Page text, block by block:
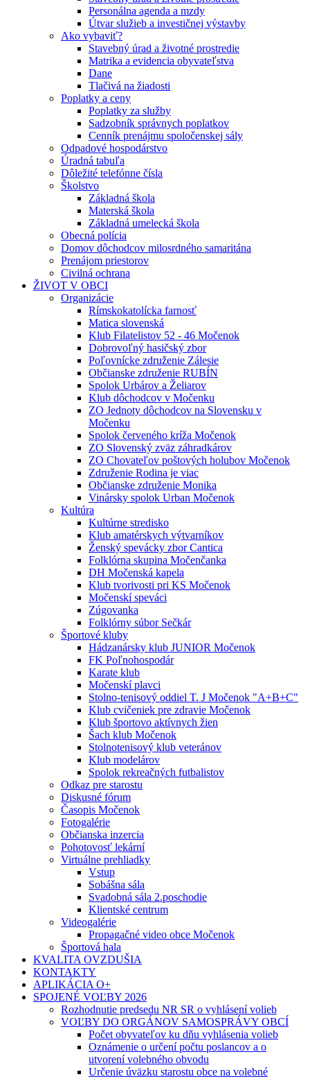
Personálna agenda a mzdy
Útvar služieb a investičnej výstavby
Ako vybaviť?
Stavebný úrad a životné prostredie
Matrika a evidencia obyvateľstva
Dane
Tlačivá na žiadosti
Poplatky a ceny
Poplatky za služby
Sadzobník správnych poplatkov
Cenník prenájmu spoločenskej sály
Odpadové hospodárstvo
Úradná tabuľa
Dôležité telefónne čísla
Školstvo
Základná škola
Materská škola
Základná umelecká škola
Obecná polícia
Domov dôchodcov milosrdného samaritána
Prenájom priestorov
Civilná ochrana
ŽIVOT V OBCI
Organizácie
Rímskokatolícka farnosť
Matica slovenská
Klub Filatelistov 52 - 46 Močenok
Dobrovoľný hasičský zbor
Poľovnícke združenie Zálesie
Občianske združenie RUBÍN
Spolok Urbárov a Želiarov
Klub dôchodcov v Močenku
ZO Jednoty dôchodcov na Slovensku v
Močenku
Spolok červeného kríža Močenok
ZO Slovenský zväz záhradkárov
ZO Chovateľov poštových holubov Močenok
Združenie Rodina je viac
Občianske združenie Monika
Vinársky spolok Urban Močenok
Kultúra
Kultúrne stredisko
Klub amatérskych výtvarníkov
Ženský spevácky zbor Cantica
Folklórna skupina Močenčanka
DH Močenská kapela
Klub tvorivosti pri KS Močenok
Močenskí speváci
Zúgovanka
Folklórny súbor Sečkár
Športové kluby
Hádzanársky klub JUNIOR Močenok
FK Poľnohospodár
Karate klub
Močenskí plavci
Stolno-tenisový oddiel T. J Močenok "A+B+C"
Klub cvičeniek pre zdravie Močenok
Klub športovo aktívnych žien
Šach klub Močenok
Stolnotenisový klub veteránov
Klub modelárov
Spolok rekreačných futbalistov
Odkaz pre starostu
Diskusné fórum
Časopis Močenok
Fotogalérie
Občianska inzercia
Pohotovosť lekární
Virtuálne prehliadky
Vstup
Sobášna sála
Svadobná sála 2.poschodie
Klientské centrum
Videogalérie
Propagačné video obce Močenok
Športová hala
KVALITA OVZDUŠIA
KONTAKTY
APLIKÁCIA O+
SPOJENÉ VOĽBY 2026
Rozhodnutie predsedu NR SR o vyhlásení volieb
VOĽBY DO ORGÁNOV SAMOSPRÁVY OBCÍ
Počet obyvateľov ku dňu vyhlásenia volieb
Oznámenie o určení počtu poslancov a o
utvorení volebného obvodu
Určenie úväzku starostu obce na volebné